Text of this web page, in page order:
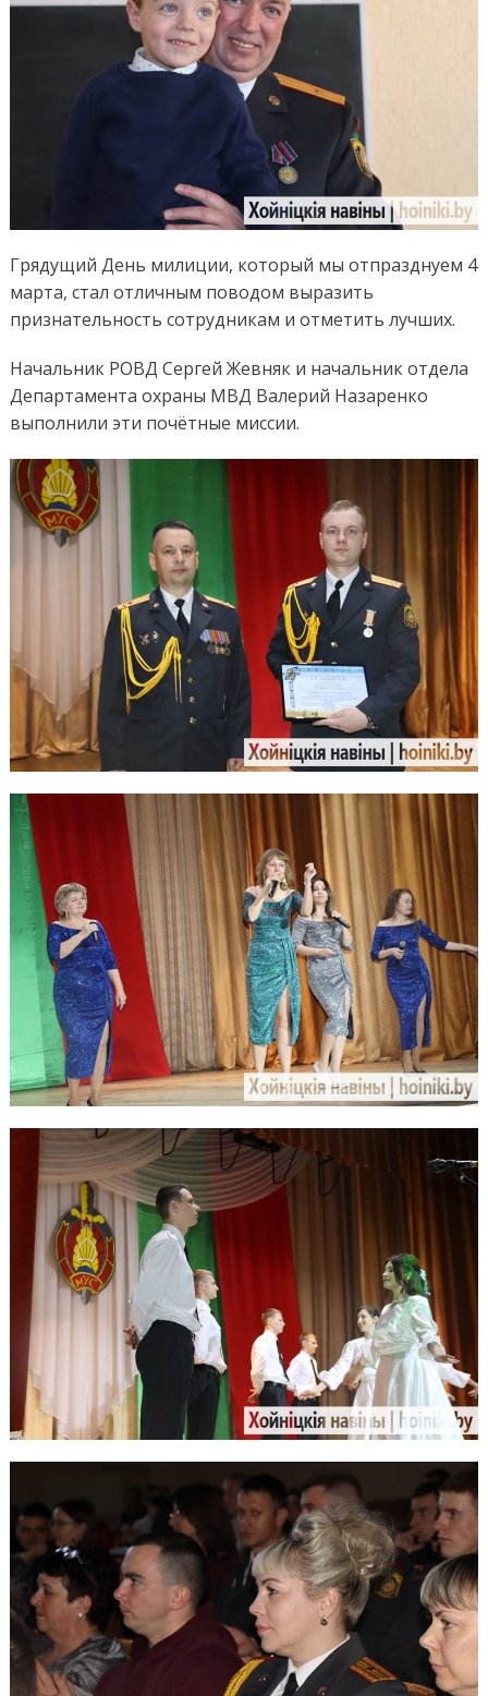
Грядущий День милиции, который мы отпразднуем 4
марта, стал отличным поводом выразить
признательность сотрудникам и отметить лучших.
Начальник РОВД Сергей Жевняк и начальник отдела
Департамента охраны МВД Валерий Назаренко
выполнили эти почётные миссии.